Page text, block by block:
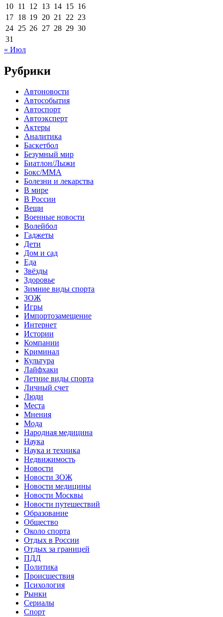
10 11 12 13 14 15 16
17 18 19 20 21 22 23
24 25 26 27 28 29 30
31
« Июл
Рубрики
Автоновости
Автособытия
Автоспорт
Автоэксперт
Актеры
Аналитика
Баскетбол
Безумный мир
Биатлон/Лыжи
Бокс/MMA
Болезни и лекарства
В мире
В России
Вещи
Военные новости
Волейбол
Гаджеты
Дети
Дом и сад
Еда
Звёзды
Здоровье
Зимние виды спорта
ЗОЖ
Игры
Импортозамещение
Интернет
Истории
Компании
Криминал
Культура
Лайфхаки
Летние виды спорта
Личный счет
Люди
Места
Мнения
Мода
Народная медицина
Наука
Наука и техника
Недвижимость
Новости
Новости ЗОЖ
Новости медицины
Новости Москвы
Новости путешествий
Образование
Общество
Около спорта
Отдых в России
Отдых за границей
ПДД
Политика
Происшествия
Психология
Рынки
Сериалы
Спорт